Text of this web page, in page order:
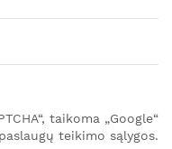
taikoma „Google“
teikimo sąlygos.